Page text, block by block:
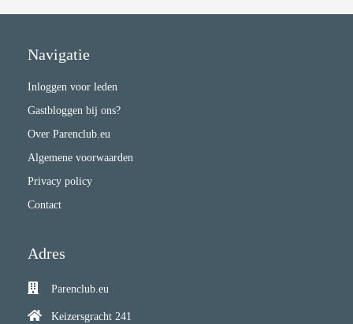
Navigatie
Inloggen voor leden
Gastbloggen bij ons?
Over Parenclub.eu
Algemene voorwaarden
Privacy policy
Contact
Adres
Parenclub.eu
Keizersgracht 241